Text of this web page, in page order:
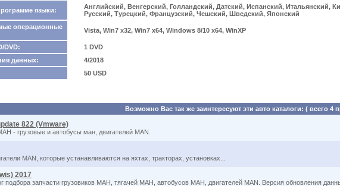
языки:
Английский, Венгерский, Голландский, Датский, Испанский, Итальянский,
Русский, Турецкий, Французский, Чешский, Шведский, Японский
операционные
Vista, Win7 x32, Win7 x64, Windows 8/10 x64, WinXP
DVD:
1 DVD
данных:
4/2018
50 USD
Возможно Вас так же заинтересуют эти авто каталоги: ( всего 4
822 (Vmware)
- грузовые и автобусы ман, двигателей MAN.
MAN, которые устанавливаются на яхтах, тракторах, установках...
2017
подбора запчасти грузовиков МАН, тягачей МАН, автобусов МАН, двигателей MAN. Версия обновления